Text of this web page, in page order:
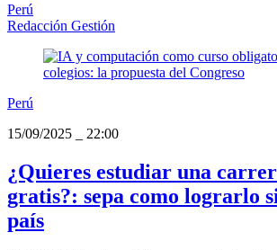
Perú
Redacción Gestión
Perú
15/09/2025
22:00
¿Quieres estudiar una
gratis?: sepa como lograrlo
país